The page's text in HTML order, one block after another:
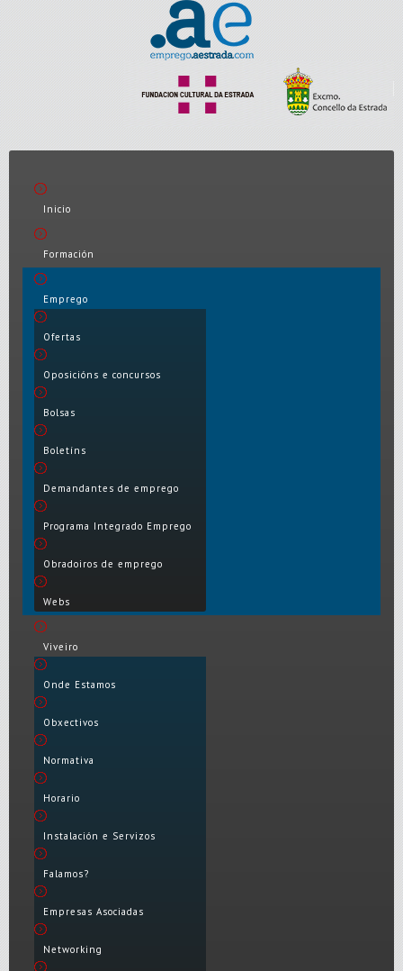
Inicio
Formación
Emprego
Ofertas
Oposicións e concursos
Bolsas
Boletíns
Demandantes de emprego
Programa Integrado Emprego
Obradoiros de emprego
Webs
Viveiro
Onde Estamos
Obxectivos
Normativa
Horario
Instalación e Servizos
Falamos?
Empresas Asociadas
Networking